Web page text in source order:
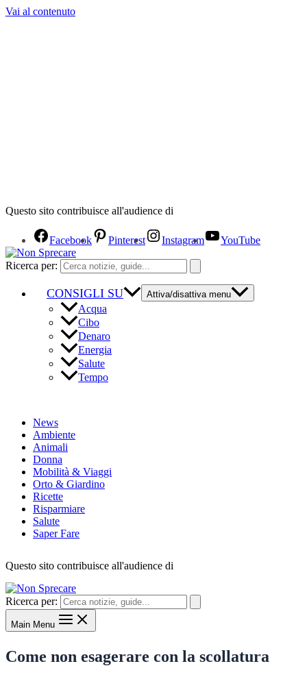
Vai al contenuto
Questo sito contribuisce all'audience di
Facebook Pinterest Instagram YouTube
Ricerca per:
CONSIGLI SU Attiva/disattiva menu
Acqua
Cibo
Denaro
Energia
Salute
Tempo
News
Ambiente
Animali
Donna
Mobilità & Viaggi
Orto & Giardino
Ricette
Risparmiare
Salute
Saper Fare
Questo sito contribuisce all'audience di
Ricerca per:
Main Menu
Come non esagerare con la scollatura